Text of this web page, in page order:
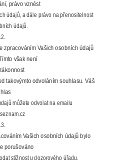
právo vznést
údajů, a dále právo na přenositelnost
údajů.
zpracováním Vašich osobních údajů
však není
takovýmto odvoláním souhlasu. Váš
můžete odvolat na emailu
Vašich osobních údajů bylo
porušováno
stížnost u dozorového úřadu.